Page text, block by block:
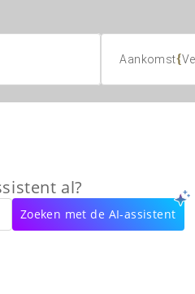
Aankomst{
al?
Zoeken met de AI-assistent